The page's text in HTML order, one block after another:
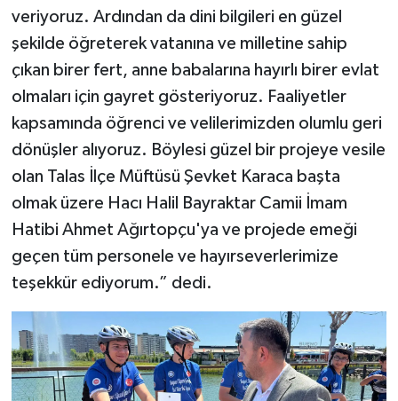
veriyoruz. Ardından da dini bilgileri en güzel
şekilde öğreterek vatanına ve milletine sahip
çıkan birer fert, anne babalarına hayırlı birer evlat
olmaları için gayret gösteriyoruz. Faaliyetler
kapsamında öğrenci ve velilerimizden olumlu geri
dönüşler alıyoruz. Böylesi güzel bir projeye vesile
olan Talas İlçe Müftüsü Şevket Karaca başta
olmak üzere Hacı Halil Bayraktar Camii İmam
Hatibi Ahmet Ağırtopçu'ya ve projede emeği
geçen tüm personele ve hayırseverlerimize
teşekkür ediyorum.” dedi.
Gaziantep Müftülüğü
Giresun Müftülüğü
Hakkari Müftülüğü
Hatay Müftülüğü
Iğdır Müftülüğü
Isparta Müftülüğü
İstanbul Müftülüğü
İzmir Müftülüğü